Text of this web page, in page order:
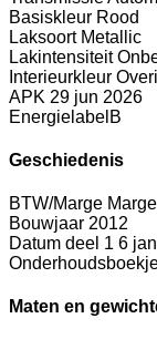
Basiskleur Rood
Laksoort Metallic
Lakintensiteit
Interieurkleur
APK 29 jun 2026
Energielabel B
Geschiedenis
BTW/Marge Marge
Bouwjaar 2012
Datum deel 1 6
Maten en